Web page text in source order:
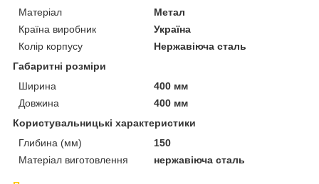
Матеріал
Метал
Країна виробник
Україна
Колір корпусу
Нержавіюча сталь
Габаритні розміри
Ширина
400 мм
Довжина
400 мм
Користувальницькі характеристики
Глибина (мм)
150
Матеріал виготовлення
нержавіюча сталь